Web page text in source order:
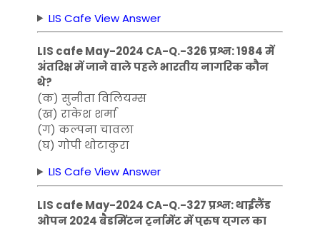
LIS Cafe View Answer
LIS cafe May-2024 CA-Q.-326 प्रश्न: 1984 में
अंतरिक्ष में जाने वाले पहले भारतीय नागरिक कौन
थे?
(क) सुनीता विलियम्स
(ख) राकेश शर्मा
(ग) कल्पना चावला
(घ) गोपी थोटाकुरा
LIS Cafe View Answer
LIS cafe May-2024 CA-Q.-327 प्रश्न: थाईलैंड
ओपन 2024 बैडमिंटन टूर्नामेंट में पुरुष युगल का